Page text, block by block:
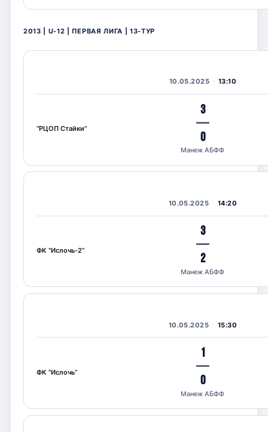
2013 | U-12 | ПЕРВАЯ ЛИГА | 13-ТУР
10.05.2025 13:10
“РЦОП Стайки”
3
—
0
Манеж АБФФ
10.05.2025 14:20
ФК “Ислочь-2”
3
—
2
Манеж АБФФ
10.05.2025 15:30
ФК “Ислочь”
1
—
0
Манеж АБФФ